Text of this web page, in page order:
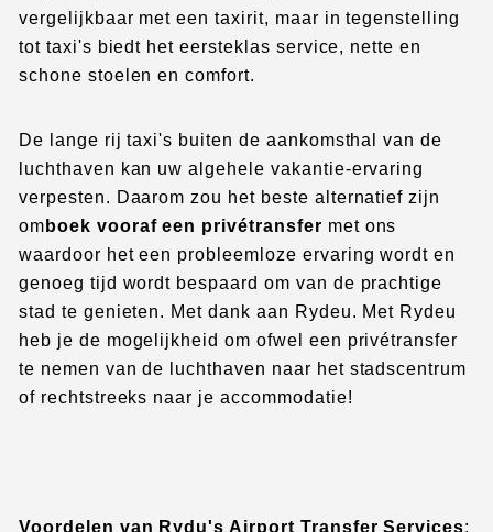
vergelijkbaar met een taxirit, maar in tegenstelling
tot taxi's biedt het eersteklas service, nette en
schone stoelen en comfort.
De lange rij taxi's buiten de aankomsthal van de
luchthaven kan uw algehele vakantie-ervaring
verpesten. Daarom zou het beste alternatief zijn
om boek vooraf een privétransfer met ons
waardoor het een probleemloze ervaring wordt en
genoeg tijd wordt bespaard om van de prachtige
stad te genieten. Met dank aan Rydeu. Met Rydeu
heb je de mogelijkheid om ofwel een privétransfer
te nemen van de luchthaven naar het stadscentrum
of rechtstreeks naar je accommodatie!
Voordelen van Rydu's Airport Transfer Services: